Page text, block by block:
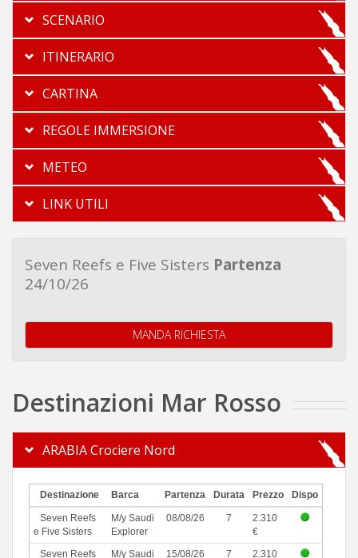
SCENARIO
ITINERARIO
CARTINA
REGOLE IMMERSIONE
METEO
LINK UTILI
Seven Reefs e Five Sisters Partenza
24/10/26
MANDA RICHIESTA
Destinazioni Mar Rosso
ARABIA Crociere Nord
Destinazione Barca Partenza Durata Prezzo Dispo
Seven Reefs
e Five Sisters
M/y Saudi
Explorer
08/08/26 7
2.310
€
Seven Reefs
M/y Saudi
15/08/26 7
2.310